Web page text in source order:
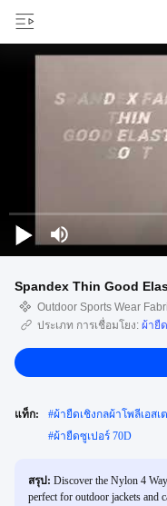
Spandex Thin Good
Outdoor Sports Wear
ประเภท การเชื่อมโยง: ผ้ายื
แท็ก: #ผ้ายืดเชิงกลผ้าโพลีเอสเ
#ผ้ายืดซูเปอร์ 70D
สรุป: Discover the Nylon 4
perfect for outdoor jackets and